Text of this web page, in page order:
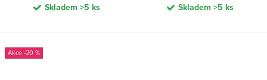
Skladem >5 ks Skladem >5 ks
-20 %